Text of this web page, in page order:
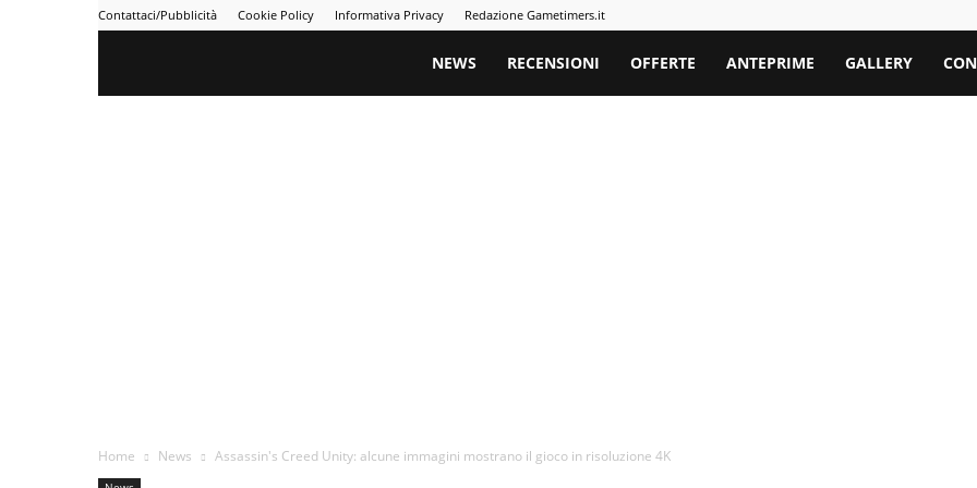
Contattaci/Pubblicità Cookie Policy Informativa Privacy Redazione Gametimers.it
Gametimers
NEWS RECENSIONI OFFERTE ANTEPRIME GALLERY
Home News Assassin's Creed Unity: alcune immagini mostrano il gioco in risoluzione 4K